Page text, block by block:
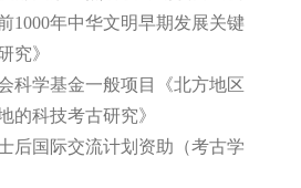
1000年中华文明早期发展关键
究》
科学基金一般项目《北方地区
的科技考古研究》
后国际交流计划资助（考古学